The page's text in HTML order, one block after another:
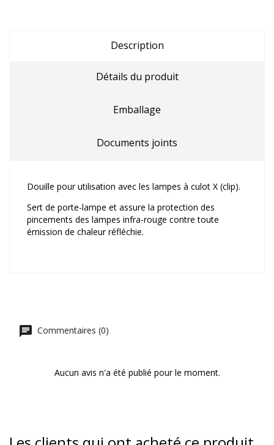
Description
Détails du produit
Emballage
Documents joints
Douille pour utilisation avec les lampes à culot X (clip).
Sert de porte-lampe et assure la protection des
pincements des lampes infra-rouge contre toute
émission de chaleur réfléchie.
Commentaires (0)
Aucun avis n'a été publié pour le moment.